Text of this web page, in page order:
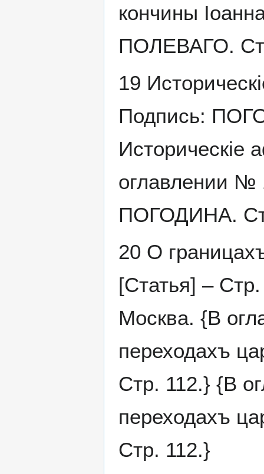
кончины
ПОЛЕВАГО.
19
Подпись:
оглавлении №
ПОГОДИНА.
20 О
[Статья] –
Москва. {В
переходахъ
Стр. 112.} {В
переходахъ
Стр. 112.}